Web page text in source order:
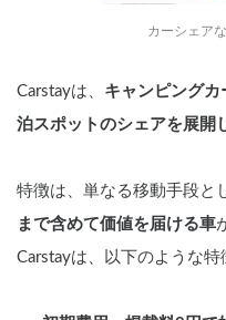
カーシェア
Carstayは、 キャンピングカ
泊スポットのシェアを展開
特徴は、単なる移動手段と
まで含めて価値を届ける車
Carstayは、以下のような特